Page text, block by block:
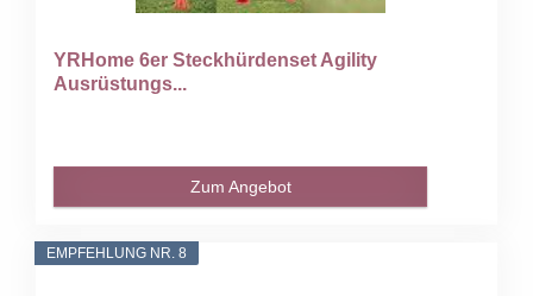
YRHome 6er Steckhürdenset Agility
Ausrüstungs...
Zum Angebot
EMPFEHLUNG NR. 8